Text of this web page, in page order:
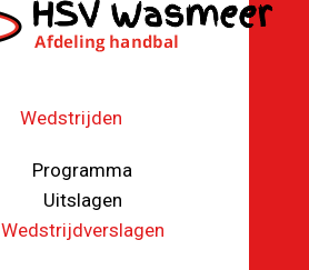
Wedstrijden
Programma
Uitslagen
Wedstrijdverslagen